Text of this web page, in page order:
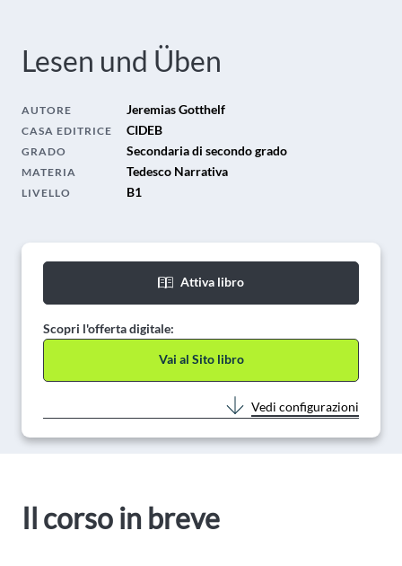
Lesen und Üben
AUTORE Jeremias Gotthelf
CASA EDITRICE CIDEB
GRADO Secondaria di secondo grado
MATERIA Tedesco Narrativa
LIVELLO B1
Attiva libro
Scopri l'offerta digitale:
Vai al Sito libro
Vedi configurazioni
Il corso in breve